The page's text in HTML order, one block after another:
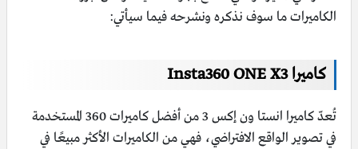
الكاميرات ما سوف نذكره ونشرحه فيما سيأتي:
كاميرا Insta360 ONE X3
تُعدّ كاميرا انستا ون إكس 3 من أفضل كاميرات 360 المستخدمة
في تصوير الواقع الافتراضي، فهي من الكاميرات الأكثر مبيعًا في